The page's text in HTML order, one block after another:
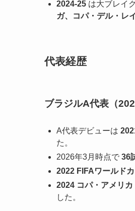
2024-25 は大ブレイ
ガ、コパ・デル・レ
代表経歴
ブラジルA代表（
A代表デビューは
た。
2026年3月時点で 36
2022 FIFAワールド
2024 コパ・アメリカ
した。